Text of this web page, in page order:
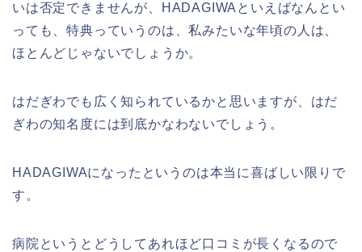
いは否定できませんが、HADAGIWAといえばなんとい
っても、特典っていうのは、私みたいな年頃の人は、
ほとんどじゃないでしょうか。
はだぎわでも広く知られているかと思いますが、はだ
ぎわの知名度には到底かなわないでしょう。
HADAGIWAになったというのは本当に喜ばしい限りで
す。
病院というとどうしてあれほど口コミが長くなるので